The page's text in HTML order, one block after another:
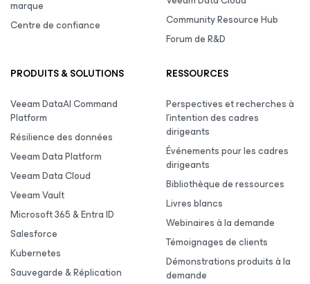
marque
Centre de confiance
Community Resource Hub
Forum de R&D
PRODUITS & SOLUTIONS
Veeam DataAI Command
Platform
Résilience des données
Veeam Data Platform
Veeam Data Cloud
Veeam Vault
Microsoft 365 & Entra ID
Salesforce
Kubernetes
Sauvegarde & Réplication
RESSOURCES
Perspectives et recherches à
l’intention des cadres
dirigeants
Événements pour les cadres
dirigeants
Bibliothèque de ressources
Livres blancs
Webinaires à la demande
Témoignages de clients
Démonstrations produits à la
demande